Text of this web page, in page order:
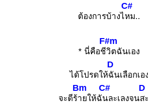
ต้องการบ้างไ
C#
หม..
* นี่คือชี
F#m
วิตฉันเอง
ได้โปรดให้
D
ฉันเลือกเอ
จะดีร้
Bm
ายให้ฉั
C#
นละเลงจน
D
ส